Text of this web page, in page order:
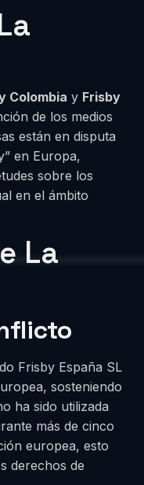
Colombia y Frisby
de los medios
están en disputa
en Europa,
sobre los
en el ámbito
La
Frisby España SL
sosteniendo
ha sido utilizada
más de cinco
europea, esto
derechos de